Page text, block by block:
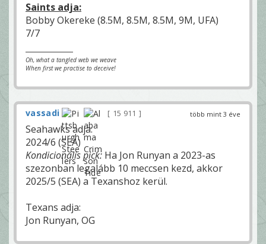
Saints adja:
Bobby Okereke (8.5M, 8.5M, 8.5M, 9M, UFA)
7/7
Oh, what a tangled web we weave
When first we practise to deceive!
több mint 3 éve
vassadi 15 911
Seahawks adja:
2024/6 (SEA)
Kondicionális pick: Ha Jon Runyan a 2023-as
szezonban legalább 10 meccsen kezd, akkor
2025/5 (SEA) a Texanshoz kerül.
Texans adja:
Jon Runyan, OG